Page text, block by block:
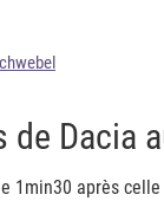
de Dacia
1min30 après